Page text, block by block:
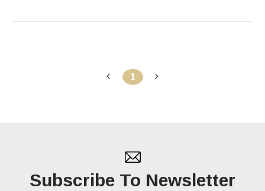
1
Subscribe To Newsletter